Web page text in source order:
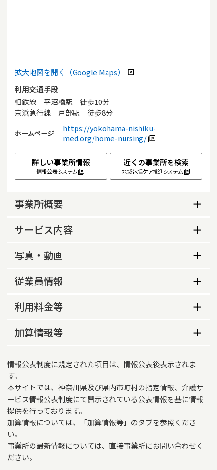
拡大地図を開く（Google Maps）
利用交通手段
相鉄線　平沼橋駅　徒歩10分
京浜急行線　戸部駅　徒歩8分
ホームページ
https://yokohama-nishiku-
med.org/home-nursing/
詳しい事業所情報
情報公表システム
近くの事業所を検索
地域包括ケア推進システム
事業所概要
事業所概要
あり
営業時間（平日）
営業時間（土曜）
営業時間（祝日）
その他の年間休日
営業時間に関する特記事項
サービス内容
サービス内容
横浜市西区、横浜市保土ケ谷区、横浜市神奈川
サービス提供地域に関する特記事項
保土ヶ谷区、神奈川区、南区、中区については西
重要事項説明書の様式の公開の有無
なし
急な病状の変化があった場合の対応の有無
あり
サービス提供時間（平日）
09時00分～17時00分
写真・動画
事業所の特色等
・医師会と連携し、医療依存度の高い利用者様へ
従業員情報
従業員数
看護師・准看護師 5 5
理学療法士 3 2
作業療法士
利用料金等
利用料金等
あり
加算情報等
2026年06月01日
施設等の区分
訪問看護ステーション
高齢者虐待防止措置実施の有無
基準型
情報公表制度に規定された項目は、情報公表後表示されま
す。
本サイトでは、神奈川県及び県内市町村の指定情報、介護サ
ービス情報公表制度にて開示されている公表情報を基に情報
提供を行っております。
加算情報については、「加算情報等」のタブを参照くださ
い。
事業所の最新情報については、直接事業所にお問い合わせく
ださい。